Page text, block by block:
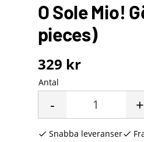
O Sole Mio!
pieces)
329 kr
Antal
+
-
Snabba leveranser